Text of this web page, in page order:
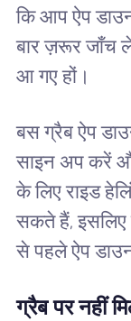
कि आप ऐप
बार ज़रूर जाँच
आ गए हों।
बस ग्रैब ऐप
साइन अप करें
के लिए राइड
सकते हैं, इसलिए
से पहले ऐप
ग्रैब पर नहीं